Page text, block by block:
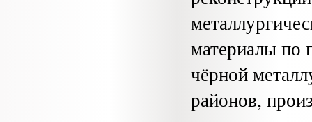
мате­риалы по
чёрной
районов,